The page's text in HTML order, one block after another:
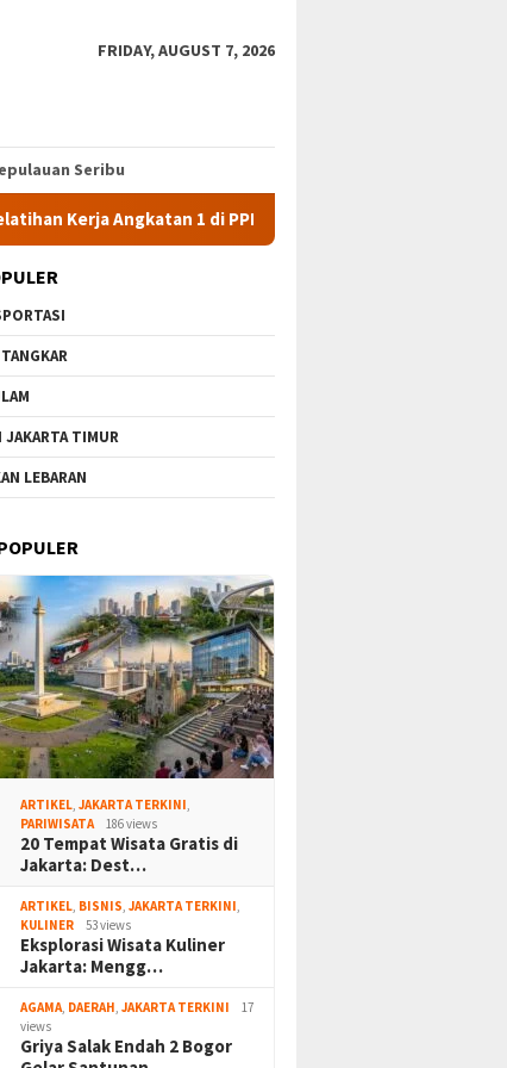
FRIDAY, AUGUST 7, 2026
Seribu
Angkatan 1 di PPKD Jaksel
JAKARTA TIMUR
LEBARAN
ARTIKEL ,JAKARTA TERKINI
PARIWISATA
186 views
20 Tempat Wisata Gratis di
Jakarta: Dest…
ARTIKEL BISNIS ,JAKARTA TERKINI
KULINER
53 views
Eksplorasi Wisata Kuliner
Jakarta: Mengg…
AGAMA DAERAH ,JAKARTA TERKINI
17
views
Griya Salak Endah 2 Bogor